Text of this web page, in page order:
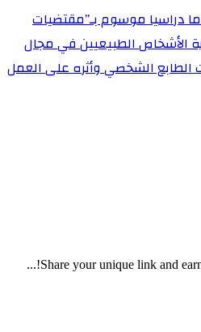
دراسيا موسوم بـ”مقتضيات
الأشخاص الطبيعيين في مجال
الشخصي وأثره على العمل
Share your unique link and